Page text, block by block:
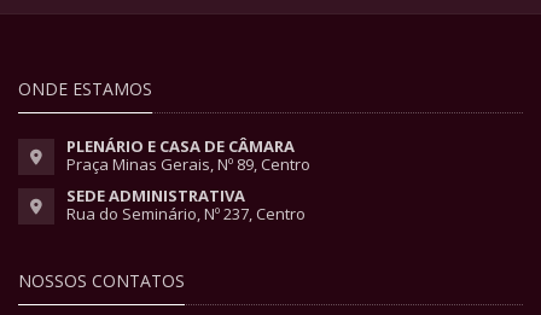
ONDE ESTAMOS
PLENÁRIO E CASA DE CÂMARA
Praça Minas Gerais, Nº 89, Centro
SEDE ADMINISTRATIVA
Rua do Seminário, Nº 237, Centro
NOSSOS CONTATOS